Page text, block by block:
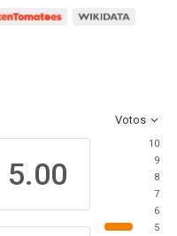
Votos
5.00
10
9
8
7
6
5